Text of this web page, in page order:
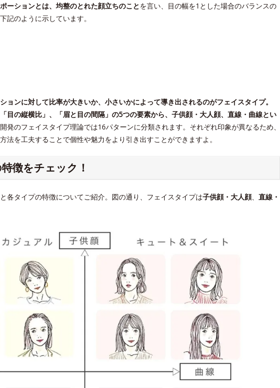
ーションとは、均整のとれた顔立ちのことを言い、目の幅を1とした場合のバランスの
記のように示しています。
ョンに対して比率が大きいか、小さいかによって導き出されるのがフェイスタイプ。
目の縦横比」、「眉と目の間隔」の5つの要素から、子供顔・大人顔、直線・曲線とい
発のフェイスタイプ理論では16パターンに分類されます。それぞれ印象が異なるため、
法を工夫することで個性や魅力をより引き出すことができますよ。
徴をチェック！
各タイプの特徴についてご紹介。図の通り、フェイスタイプは子供顔・大人顔、 直線・